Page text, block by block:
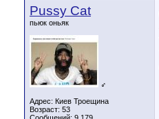
Pussy Cat
пьюк оньяк
♂
Адрес: Киев Троещина
Возраст: 53